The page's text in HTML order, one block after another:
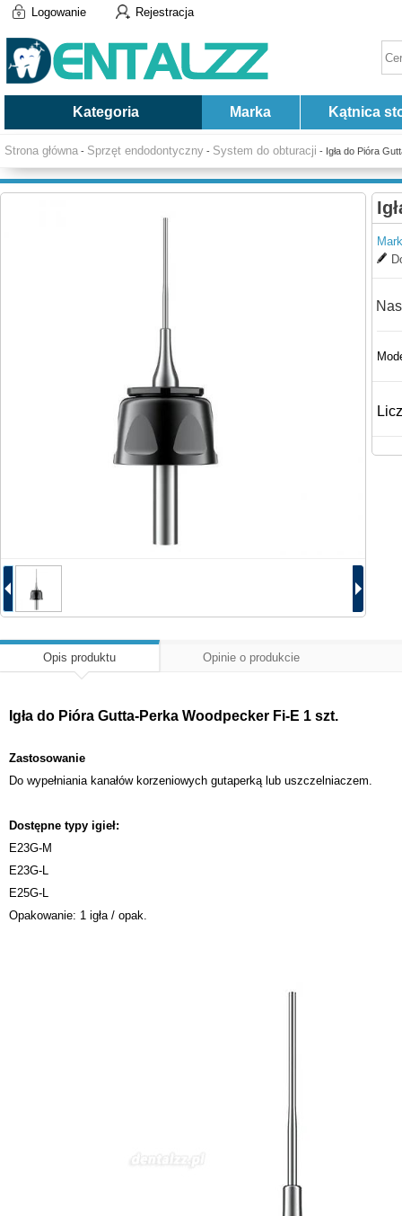
Logowanie Rejestracja
Kategoria Marka Kątnica
Strona główna - Sprzęt endodontyczny - System do obturacji - Igła do Pióra
Opis produktu Opinie o produkcie
Igła do Pióra Gutta-Perka Woodpecker Fi-E 1 szt.
Zastosowanie
Do wypełniania kanałów korzeniowych gutaperką lub uszczelniaczem.
Dostępne typy igieł:
E23G-M
E23G-L
E25G-L
Opakowanie: 1 igła / opak.